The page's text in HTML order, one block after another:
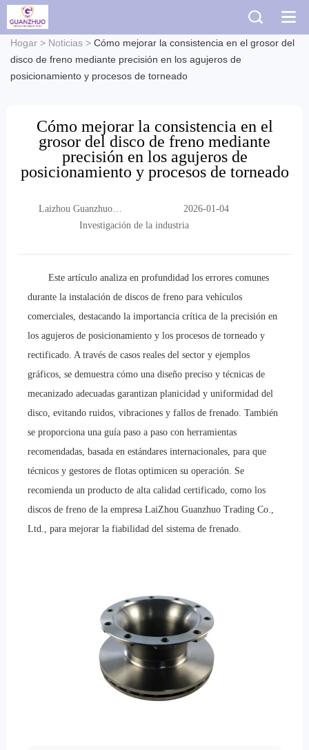
Hogar > Noticias > Cómo mejorar la consistencia en el grosor del
disco de freno mediante precisión en los agujeros de
posicionamiento y procesos de torneado
Cómo mejorar la consistencia en el
grosor del disco de freno mediante
precisión en los agujeros de
posicionamiento y procesos de torneado
Laizhou Guanzhuo
Trading Co., Ltd.
2026-01-04
Investigación de la industria
Este artículo analiza en profundidad los errores comunes
durante la instalación de discos de freno para vehículos
comerciales, destacando la importancia crítica de la precisión en
los agujeros de posicionamiento y los procesos de torneado y
rectificado. A través de casos reales del sector y ejemplos
gráficos, se demuestra cómo una diseño preciso y técnicas de
mecanizado adecuadas garantizan planicidad y uniformidad del
disco, evitando ruidos, vibraciones y fallos de frenado. También
se proporciona una guía paso a paso con herramientas
recomendadas, basada en estándares internacionales, para que
técnicos y gestores de flotas optimicen su operación. Se
recomienda un producto de alta calidad certificado, como los
discos de freno de la empresa LaiZhou Guanzhuo Trading Co.,
Ltd., para mejorar la fiabilidad del sistema de frenado.